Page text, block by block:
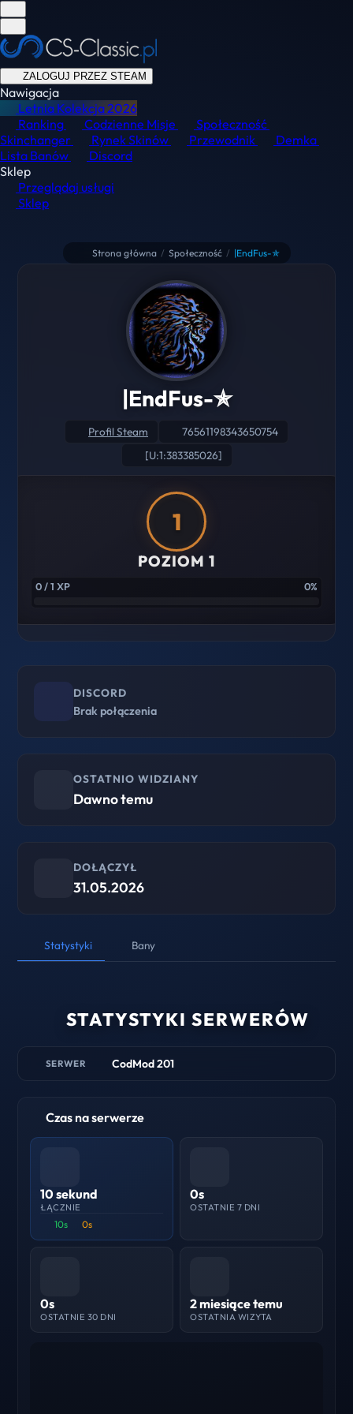
ZALOGUJ PRZEZ STEAM
Nawigacja
Letnia Kolekcja2026
Ranking
Codzienne Misje
Społeczność
Skinchanger
Rynek Skinów Przewodnik
Demka
Lista Banów
Discord
Sklep
Przeglądaj usługi
Sklep
Strona główna / Społeczność / |EndFus-✯
|EndFus-✯
Profil Steam
76561198343650754
[U:1:383385026]
1
POZIOM 1
0 / 1 XP 0%
DISCORD
Brak połączenia
OSTATNIO WIDZIANY
Dawno temu
DOŁĄCZYŁ
31.05.2026
Statystyki Bany
STATYSTYKI SERWERÓW
SERWER CodMod 201
Czas na serwerze
10 sekund
ŁĄCZNIE
10s 0s
0s
OSTATNIE 7 DNI
0s
OSTATNIE 30 DNI
2 miesiące temu
OSTATNIA WIZYTA